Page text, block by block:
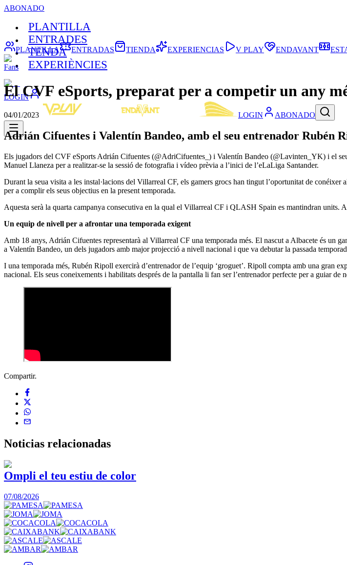
ABONADO
PLANTILLA
ENTRADES
TENDA
EXPERIÈNCIES
LOGIN
LOGIN ABONADO
PLANTILLA ENTRADAS TIENDA EXPERIENCIAS V PLAY ENDAVANT
Fans
El CVF eSports, preparat per a competir un any
04/01/2023
Adrián Cifuentes i Valentín Bandeo, amb el seu entrenador
Els jugadors del CVF eSports Adrián Cifuentes (@AdriCifuentes_) i Valentín Bandeo (@Lavinten_YK) i el
Manuel Llaneza per a realitzar-se la sessió de fotografia i vídeo prèvia a l’inici de l’eLaLiga Santander.
Durant la seua visita a les instal·lacions del Villarreal CF, els gamers grocs han tingut l’oportunitat de
per a complir els seus objectius en la present temporada.
Aquesta serà la quarta campanya consecutiva en la qual el Villarreal CF i QLASH Spain es mantindran
Un equip de nivell per a afrontar una temporada exigent
Amb 18 anys, Adrián Cifuentes representarà al Villarreal CF una temporada més. El nascut a Albacete és un
a Valentín Bandeo, un dels jugadors amb major projecció a nivell nacional i que va debutar la passada
I una temporada més, Rubén Ripoll exercirà d’entrenador de l’equip ‘groguet’. Ripoll compta amb una gran
nacional. Els seus coneixements i habilitats després de la pantalla li fan ser l’entrenador perfecte per a guiar de
Compartir.
Noticias relacionadas
Ompli el teu estiu de color
07/08/2026